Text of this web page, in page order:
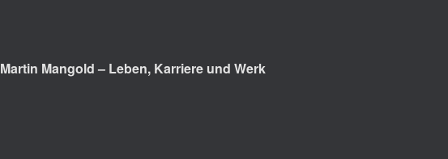
Martin Mangold – Leben, Karriere und Werk